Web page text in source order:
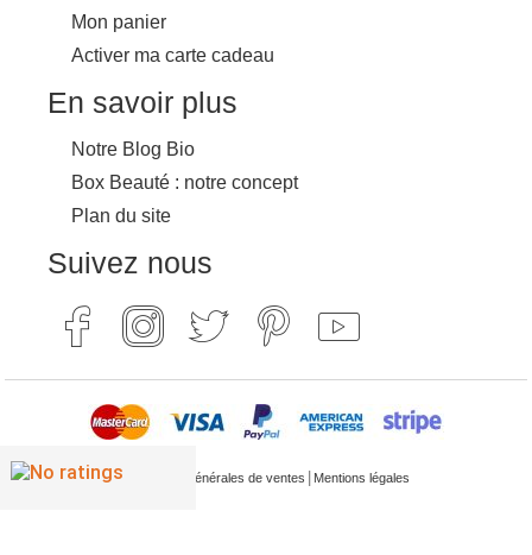
Mon panier
Activer ma carte cadeau
En savoir plus
Notre Blog Bio
Box Beauté : notre concept
Plan du site
Suivez nous
Conditions générales de ventes Mentions légales